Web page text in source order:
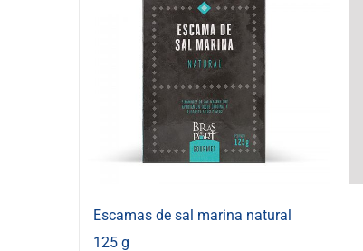
Escamas de sal marina natural
125 g